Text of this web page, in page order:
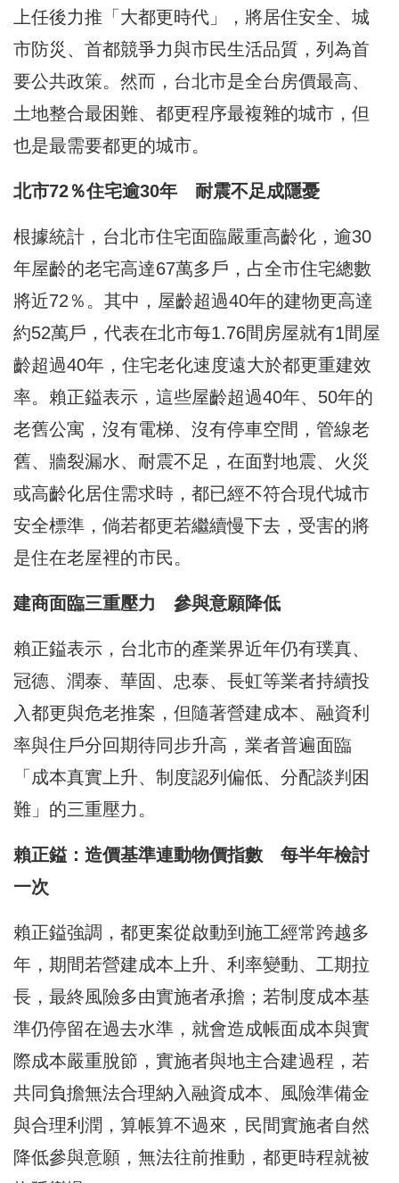
上任後力推「大都更時代」，將居住安全、城
市防災、首都競爭力與市民生活品質，列為首
要公共政策。然而，台北市是全台房價最高、
土地整合最困難、都更程序最複雜的城市，但
也是最需要都更的城市。
北市72％住宅逾30年 耐震不足成隱憂
根據統計，台北市住宅面臨嚴重高齡化，逾30
年屋齡的老宅高達67萬多戶，占全市住宅總數
將近72％。其中，屋齡超過40年的建物更高達
約52萬戶，代表在北市每1.76間房屋就有1間屋
齡超過40年，住宅老化速度遠大於都更重建效
率。賴正鎰表示，這些屋齡超過40年、50年的
老舊公寓，沒有電梯、沒有停車空間，管線老
舊、牆裂漏水、耐震不足，在面對地震、火災
或高齡化居住需求時，都已經不符合現代城市
安全標準，倘若都更若繼續慢下去，受害的將
是住在老屋裡的市民。
建商面臨三重壓力 參與意願降低
賴正鎰表示，台北市的產業界近年仍有璞真、
冠德、潤泰、華固、忠泰、長虹等業者持續投
入都更與危老推案，但隨著營建成本、融資利
率與住戶分回期待同步升高，業者普遍面臨
「成本真實上升、制度認列偏低、分配談判困
難」的三重壓力。
賴正鎰：造價基準連動物價指數 每半年檢討
一次
賴正鎰強調，都更案從啟動到施工經常跨越多
年，期間若營建成本上升、利率變動、工期拉
長，最終風險多由實施者承擔；若制度成本基
準仍停留在過去水準，就會造成帳面成本與實
際成本嚴重脫節，實施者與地主合建過程，若
共同負擔無法合理納入融資成本、風險準備金
與合理利潤，算帳算不過來，民間實施者自然
降低參與意願，無法往前推動，都更時程就被